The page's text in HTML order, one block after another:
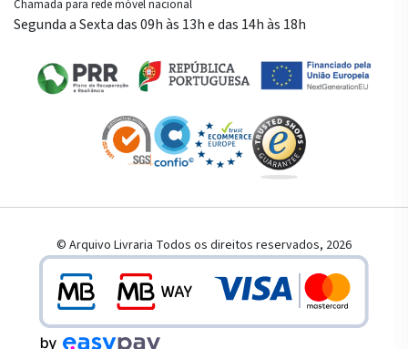
Chamada para rede móvel nacional
Segunda a Sexta das 09h às 13h e das 14h às 18h
© Arquivo Livraria Todos os direitos reservados, 2026